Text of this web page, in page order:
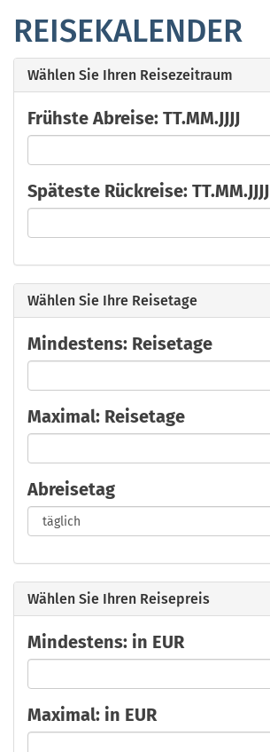
REISEKALENDER
Wählen Sie Ihren Reisezeitraum
Frühste Abreise: TT.MM.JJJJ
Späteste Rückreise: TT.MM.JJJJ
Wählen Sie Ihre Reisetage
Mindestens: Reisetage
Maximal: Reisetage
Abreisetag
Wählen Sie Ihren Reisepreis
Mindestens: in EUR
Maximal: in EUR